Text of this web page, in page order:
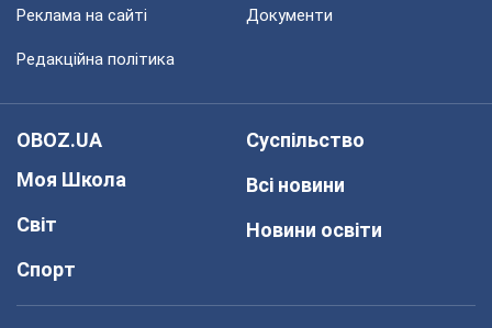
Реклама на сайті Документи
Редакційна політика
OBOZ.UA
Моя Школа
Світ
Спорт
Суспільство
Всі новини
Новини освіти